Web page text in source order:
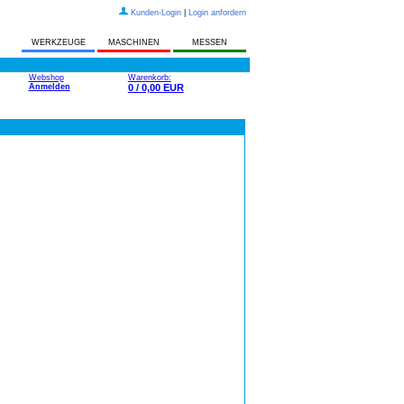
Kunden-Login Login anfordern
WERKZEUGE MASCHINEN MESSEN
Webshop
Anmelden
Warenkorb:
0 / 0,00 EUR